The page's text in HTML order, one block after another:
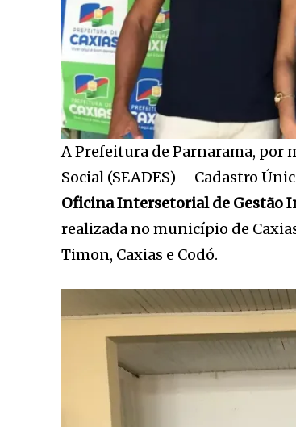
A Prefeitura de Parnarama, por
Social (SEADES) – Cadastro
Oficina Intersetorial de Gestão
realizada no município de
Timon, Caxias e Codó.